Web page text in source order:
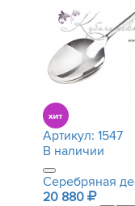
Артикул: 1547
В наличии
Серебряная
20 880